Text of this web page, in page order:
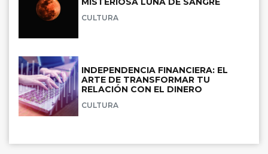
CULTURA
INDEPENDENCIA FINANCIERA: EL
ARTE DE TRANSFORMAR TU
RELACIÓN CON EL DINERO
CULTURA